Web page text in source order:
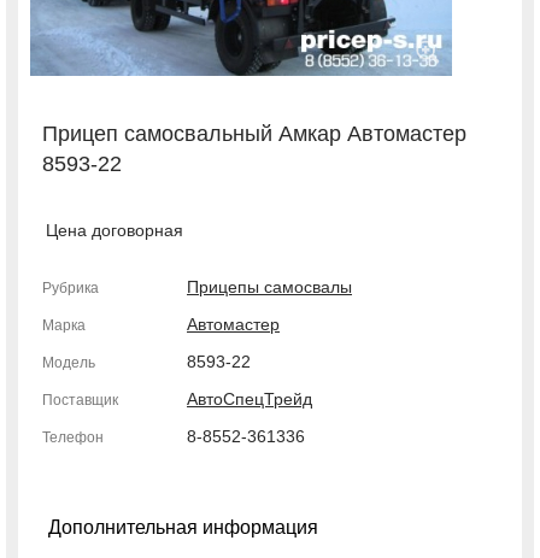
Прицеп самосвальный Амкар Автомастер
8593-22
Цена договорная
Рубрика Прицепы самосвалы
Марка Автомастер
Модель 8593-22
Поставщик АвтоСпецТрейд
Телефон 8-8552-361336
Дополнительная информация